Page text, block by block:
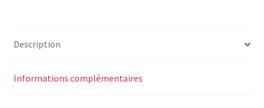
Description
Informations complémentaires